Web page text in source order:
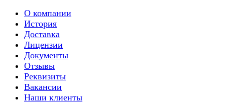
О компании
История
Доставка
Лицензии
Документы
Отзывы
Реквизиты
Вакансии
Наши клиенты